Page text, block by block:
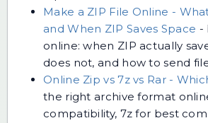
Make a ZIP File Online -
and When ZIP Saves Space -
online: when ZIP actually
does not, and how to send
Online Zip vs 7z vs Rar -
the right archive format
compatibility, 7z for best